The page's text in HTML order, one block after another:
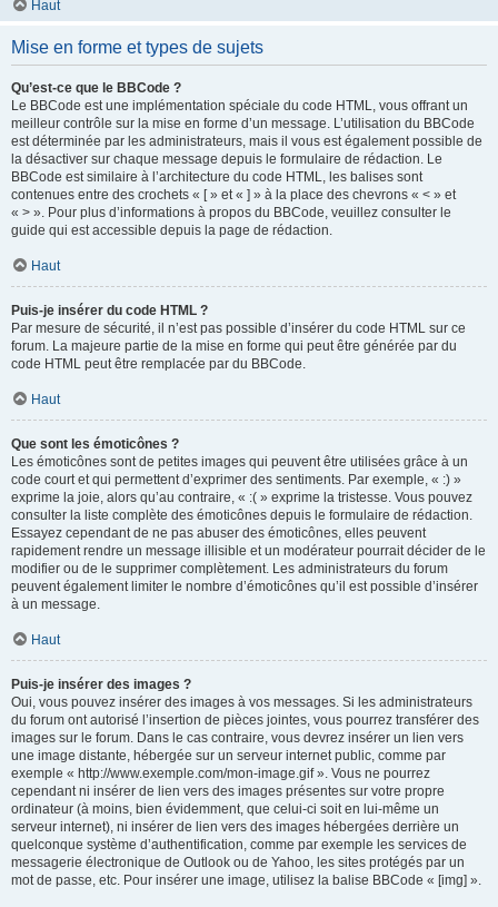
Haut
Mise en forme et types de sujets
Qu’est-ce que le BBCode ?
Le BBCode est une implémentation spéciale du code HTML, vous offrant un
meilleur contrôle sur la mise en forme d’un message. L’utilisation du BBCode
est déterminée par les administrateurs, mais il vous est également possible de
la désactiver sur chaque message depuis le formulaire de rédaction. Le
BBCode est similaire à l’architecture du code HTML, les balises sont
contenues entre des crochets « [ » et « ] » à la place des chevrons « < » et
« > ». Pour plus d’informations à propos du BBCode, veuillez consulter le
guide qui est accessible depuis la page de rédaction.
Haut
Puis-je insérer du code HTML ?
Par mesure de sécurité, il n’est pas possible d’insérer du code HTML sur ce
forum. La majeure partie de la mise en forme qui peut être générée par du
code HTML peut être remplacée par du BBCode.
Haut
Que sont les émoticônes ?
Les émoticônes sont de petites images qui peuvent être utilisées grâce à un
code court et qui permettent d’exprimer des sentiments. Par exemple, « :) »
exprime la joie, alors qu’au contraire, « :( » exprime la tristesse. Vous pouvez
consulter la liste complète des émoticônes depuis le formulaire de rédaction.
Essayez cependant de ne pas abuser des émoticônes, elles peuvent
rapidement rendre un message illisible et un modérateur pourrait décider de le
modifier ou de le supprimer complètement. Les administrateurs du forum
peuvent également limiter le nombre d’émoticônes qu’il est possible d’insérer
à un message.
Haut
Puis-je insérer des images ?
Oui, vous pouvez insérer des images à vos messages. Si les administrateurs
du forum ont autorisé l’insertion de pièces jointes, vous pourrez transférer des
images sur le forum. Dans le cas contraire, vous devrez insérer un lien vers
une image distante, hébergée sur un serveur internet public, comme par
exemple « http://www.exemple.com/mon-image.gif ». Vous ne pourrez
cependant ni insérer de lien vers des images présentes sur votre propre
ordinateur (à moins, bien évidemment, que celui-ci soit en lui-même un
serveur internet), ni insérer de lien vers des images hébergées derrière un
quelconque système d’authentification, comme par exemple les services de
messagerie électronique de Outlook ou de Yahoo, les sites protégés par un
mot de passe, etc. Pour insérer une image, utilisez la balise BBCode « [img] ».